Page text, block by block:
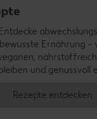
Ernährung –
und genussvoll
Rezepte entdecken